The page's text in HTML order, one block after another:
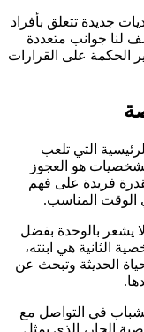
جديدة تتعلق بأفراد
لنا جوانب متعددة
الحكمة على القرارات
التي تلعب
هو العجوز
فريدة على فهم
الوقت المناسب.
يشعر بالوحدة بفضل
الثانية هي ابنته،
الحديثة وتبحث عن
في التواصل مع
الجار، الذي يمثل